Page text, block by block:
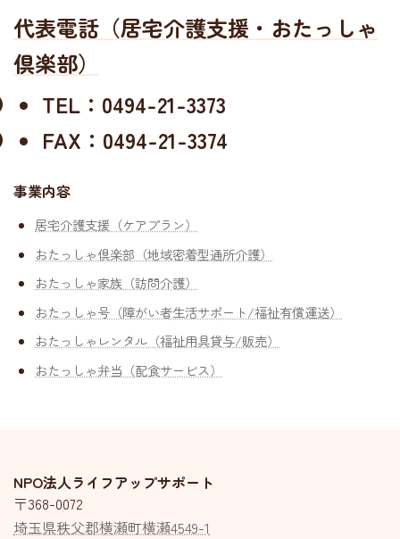
代表電話（居宅介護支援・おたっしゃ
倶楽部）
TEL：0494-21-3373
FAX：0494-21-3374
事業内容
居宅介護支援（ケアプラン）
おたっしゃ倶楽部（地域密着型通所介護）
おたっしゃ家族（訪問介護）
おたっしゃ号（障がい者生活サポート/福祉有償運送）
おたっしゃレンタル（福祉用具貸与/販売）
おたっしゃ弁当（配食サービス）
NPO法人ライフアップサポート
〒368-0072
埼玉県秩父郡横瀬町横瀬4549-1